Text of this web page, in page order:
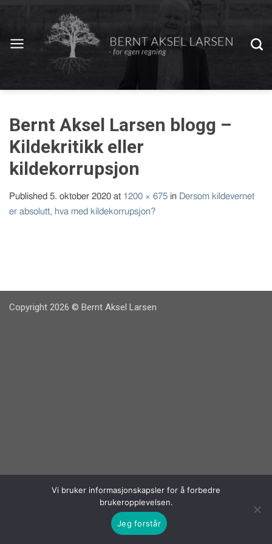
Bernt Aksel Larsen blogg –
Kildekritikk eller
kildekorrupsjon
Published 5. oktober 2020 at 1200 × 675 in Dersom kildevernet
er absolutt, hva med kildekorrupsjon?
Copyright 2026 © Bernt Aksel Larsen
Vi bruker informasjonskapsler for å forbedre
brukeropplevelsen.
Jeg forstår